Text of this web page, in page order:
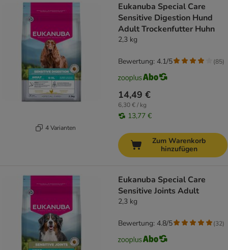
4 Varianten
Eukanuba Special Care
Sensitive Digestion Hund
Adult Trockenfutter Huhn
2,3 kg
14,49 €
6,30 € / kg
13,77 €
Bewertung: 4.1/5 (85)
Zum Warenkorb
hinzufügen
Eukanuba Special Care
Sensitive Joints Adult
2,3 kg
Bewertung: 4.8/5 (32)